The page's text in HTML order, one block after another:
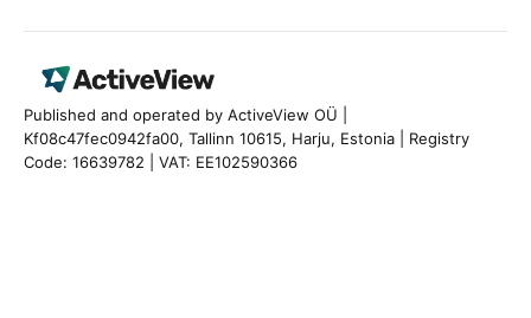
Published and operated by ActiveView OÜ |
Kf08c47fec0942fa00, Tallinn 10615, Harju, Estonia | Registry
Code: 16639782 | VAT: EE102590366